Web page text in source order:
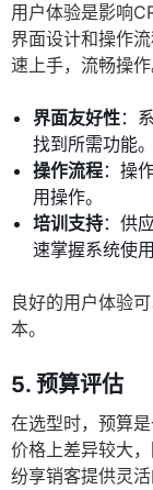
用户体验是影响
界面设计和操作
速上手，流畅操
界面友好性：
找到所需功能。
操作流程：操
用操作。
培训支持：供
速掌握系统使用
良好的用户体验
本。
5. 预算评估
在选型时，预算
价格上差异较大
纷享销客提供灵